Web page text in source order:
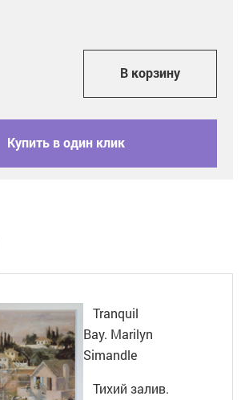
В корзину
Купить в один клик
Tranquil
Bay. Marilyn
Simandle
Тихий залив.